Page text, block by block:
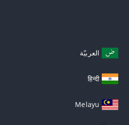
العربيّة
हिन्दी
Melayu